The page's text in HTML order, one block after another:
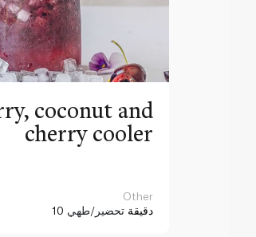
coconut and
cherry cooler
Other
10 دقيقة تحضير/طهي